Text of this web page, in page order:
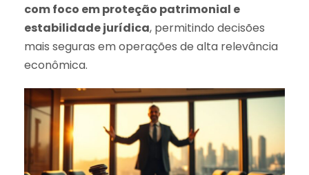
com foco em proteção patrimonial e
estabilidade jurídica, permitindo decisões
mais seguras em operações de alta relevância
econômica.